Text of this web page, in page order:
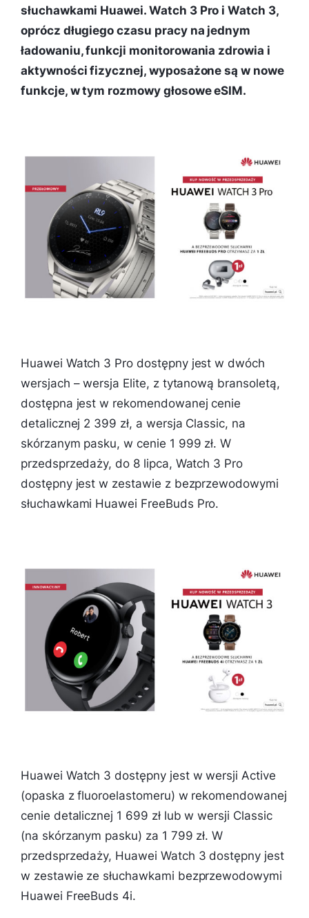
słuchawkami Huawei. Watch 3 Pro i Watch 3,
oprócz długiego czasu pracy na jednym
ładowaniu, funkcji monitorowania zdrowia i
aktywności fizycznej, wyposażone są w nowe
funkcje, w tym rozmowy głosowe eSIM.
Huawei Watch 3 Pro dostępny jest w dwóch
wersjach – wersja Elite, z tytanową bransoletą,
dostępna jest w rekomendowanej cenie
detalicznej 2 399 zł, a wersja Classic, na
skórzanym pasku, w cenie 1 999 zł. W
przedsprzedaży, do 8 lipca, Watch 3 Pro
dostępny jest w zestawie z bezprzewodowymi
słuchawkami Huawei FreeBuds Pro.
Huawei Watch 3 dostępny jest w wersji Active
(opaska z fluoroelastomeru) w rekomendowanej
cenie detalicznej 1 699 zł lub w wersji Classic
(na skórzanym pasku) za 1 799 zł. W
przedsprzedaży, Huawei Watch 3 dostępny jest
w zestawie ze słuchawkami bezprzewodowymi
Huawei FreeBuds 4i.